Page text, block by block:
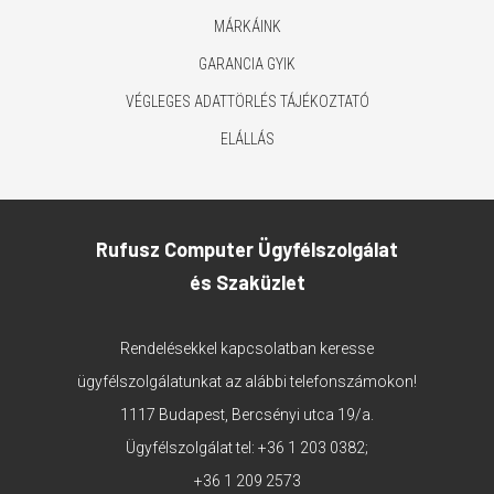
MÁRKÁINK
GARANCIA GYIK
VÉGLEGES ADATTÖRLÉS TÁJÉKOZTATÓ
ELÁLLÁS
Rufusz Computer Ügyfélszolgálat
és Szaküzlet
Rendelésekkel kapcsolatban keresse
ügyfélszolgálatunkat az alábbi telefonszámokon!
1117 Budapest, Bercsényi utca 19/a.
Ügyfélszolgálat tel: +36 1 203 0382;
+36 1 209 2573